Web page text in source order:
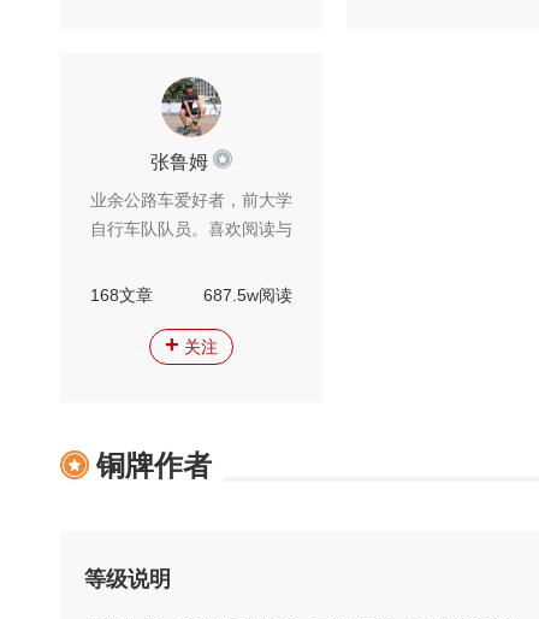
张鲁姆
业余公路车爱好者，前大学
自行车队队员。喜欢阅读与
喜欢自由的心灵
168文章 687.5w阅读
+ 关注
铜牌作者
等级说明